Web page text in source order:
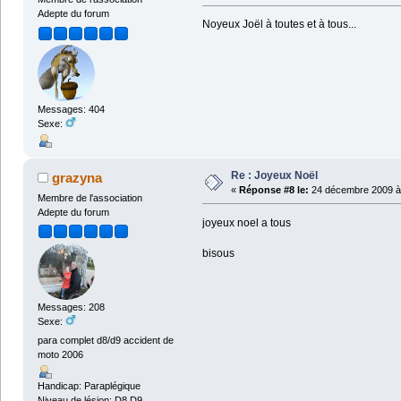
Adepte du forum
Messages: 404
Sexe:
Noyeux Joël à toutes et à tous...
grazyna
Membre de l'association
Adepte du forum
Messages: 208
Sexe:
para complet d8/d9 accident de
moto 2006
Handicap: Paraplégique
Re : Joyeux Noël
« Réponse #8 le: 24 décembre 2009
joyeux noel a tous
bisous